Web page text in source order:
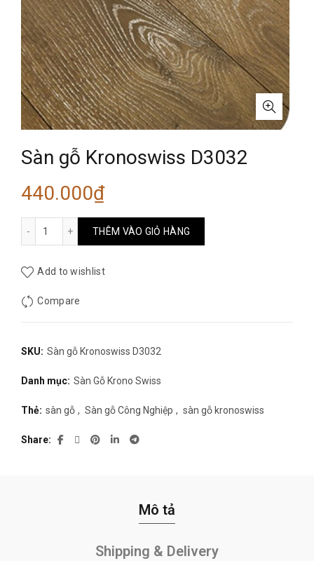
Sàn gỗ Kronoswiss D3032
440.000₫
Sàn gỗ Kronoswiss D3032 số lượng
THÊM VÀO GIỎ HÀNG
Add to wishlist
Compare
SKU: Sàn gỗ Kronoswiss D3032
Danh mục: Sàn Gỗ Krono Swiss
Thẻ: sàn gỗ , Sàn gỗ Công Nghiệp , sàn gỗ kronoswiss
Share
Mô tả
Shipping & Delivery